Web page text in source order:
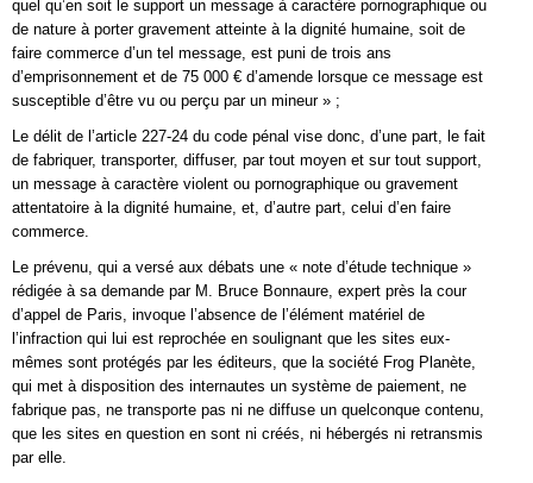
quel qu’en soit le support un message à caractère pornographique ou
de nature à porter gravement atteinte à la dignité humaine, soit de
faire commerce d’un tel message, est puni de trois ans
d’emprisonnement et de 75 000 € d’amende lorsque ce message est
susceptible d’être vu ou perçu par un mineur » ;
Le délit de l’article 227-24 du code pénal vise donc, d’une part, le fait
de fabriquer, transporter, diffuser, par tout moyen et sur tout support,
un message à caractère violent ou pornographique ou gravement
attentatoire à la dignité humaine, et, d’autre part, celui d’en faire
commerce.
Le prévenu, qui a versé aux débats une « note d’étude technique »
rédigée à sa demande par M. Bruce Bonnaure, expert près la cour
d’appel de Paris, invoque l’absence de l’élément matériel de
l’infraction qui lui est reprochée en soulignant que les sites eux-
mêmes sont protégés par les éditeurs, que la société Frog Planète,
qui met à disposition des internautes un système de paiement, ne
fabrique pas, ne transporte pas ni ne diffuse un quelconque contenu,
que les sites en question en sont ni créés, ni hébergés ni retransmis
par elle.